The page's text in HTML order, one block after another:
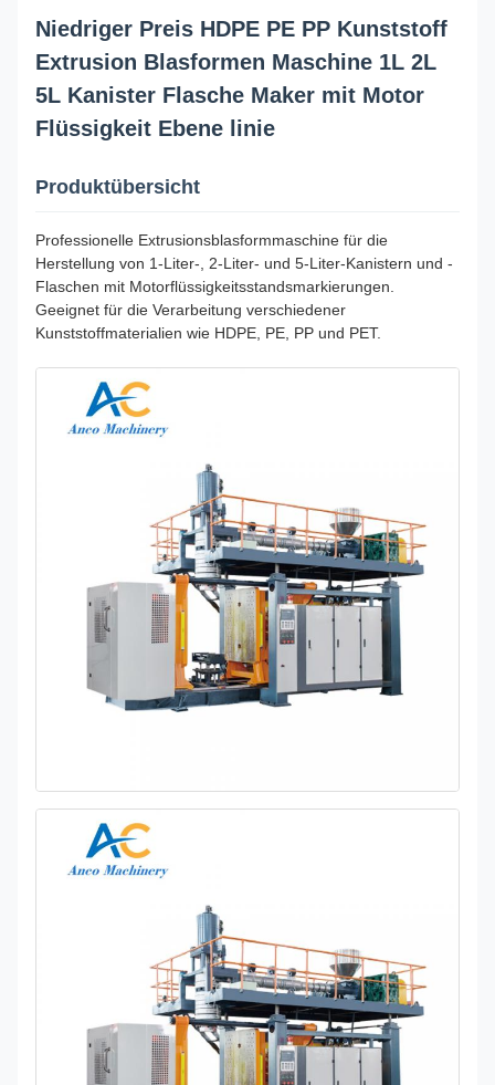
Niedriger Preis HDPE PE PP Kunststoff
Extrusion Blasformen Maschine 1L 2L
5L Kanister Flasche Maker mit Motor
Flüssigkeit Ebene linie
Produktübersicht
Professionelle Extrusionsblasformmaschine für die
Herstellung von 1-Liter-, 2-Liter- und 5-Liter-Kanistern und -
Flaschen mit Motorflüssigkeitsstandsmarkierungen.
Geeignet für die Verarbeitung verschiedener
Kunststoffmaterialien wie HDPE, PE, PP und PET.